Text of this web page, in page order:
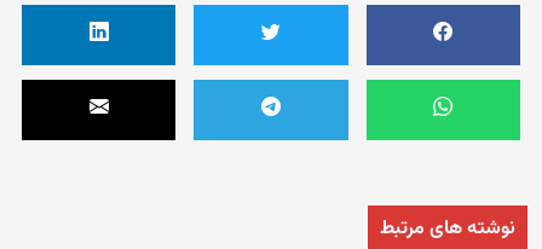
نوشته های مرتبط